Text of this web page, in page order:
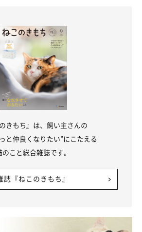
のきもち』は、飼い主さんの
と仲良くなりたい”にこたえる
のこと総合雑誌です。
誌『ねこのきもち』